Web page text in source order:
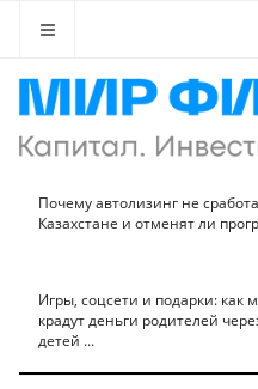
Почему автолизинг не
Казахстане и отменят ли
Игры, соцсети и подарки: как
крадут деньги родителей
детей ...